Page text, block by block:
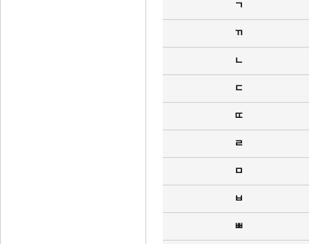
ㄱ
ㄲ
ㄴ
ㄷ
ㄸ
ㄹ
ㅁ
ㅂ
ㅃ